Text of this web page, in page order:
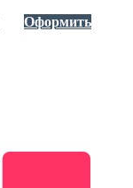
Оформить